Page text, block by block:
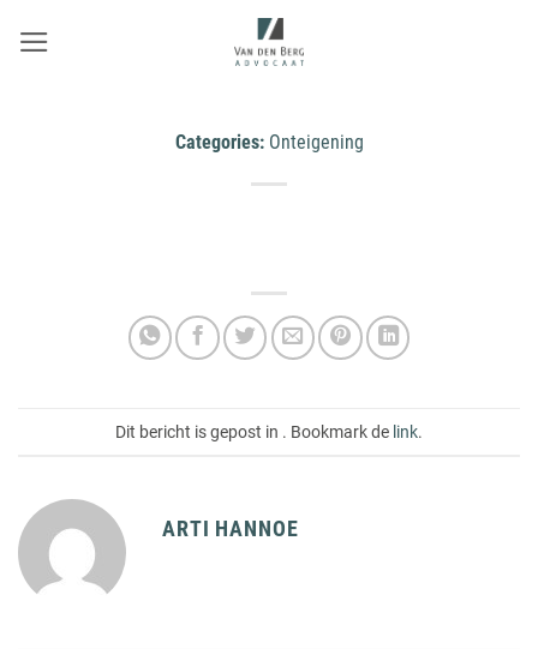
naar
Categories: Onteigening
Dit bericht is gepost in . Bookmark de link.
ARTI HANNOE